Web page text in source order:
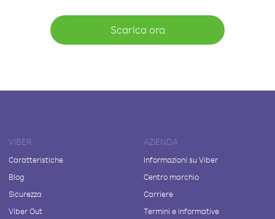
Scarica ora
VIBER
Caratteristiche
Blog
Sicurezza
Viber Out
AZIENDA
Informazioni su Viber
Centro marchio
Carriere
Termini e informative